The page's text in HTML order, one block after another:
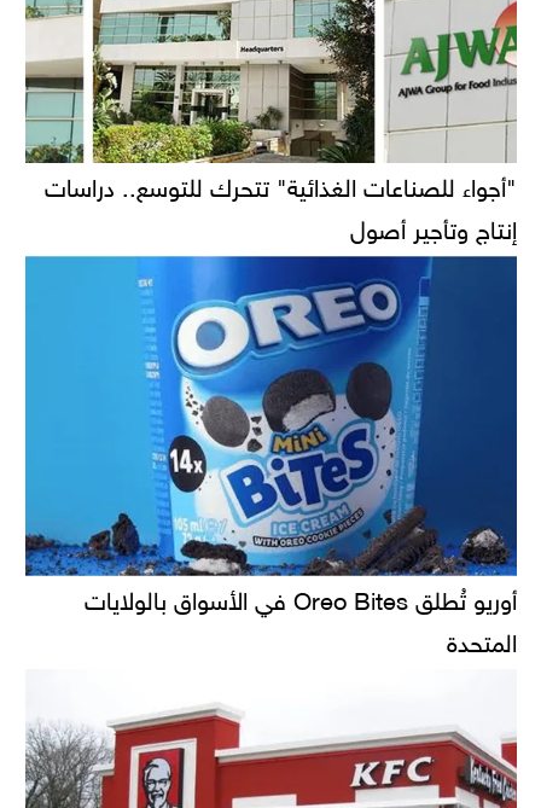
"أجواء للصناعات الغذائية" تتحرك للتوسع.. دراسات
إنتاج وتأجير أصول
أوريو تُطلق Oreo Bites في الأسواق بالولايات
المتحدة